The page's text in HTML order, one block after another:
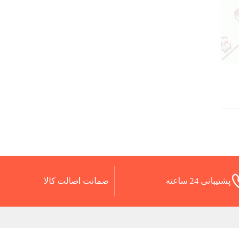
پشتیبانی 24 ساعته ضمانت اصالت کالا